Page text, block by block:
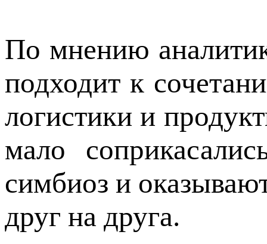
По мнению
подходит к
логистики и
мало
симбиоз и
друг на друга.